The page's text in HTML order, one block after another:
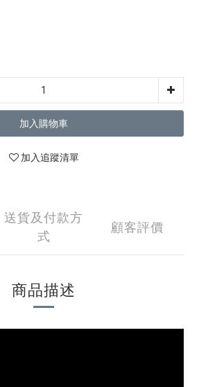
加入購物車
加入追蹤清單
送貨及付款方
式
顧客評價
商品描述